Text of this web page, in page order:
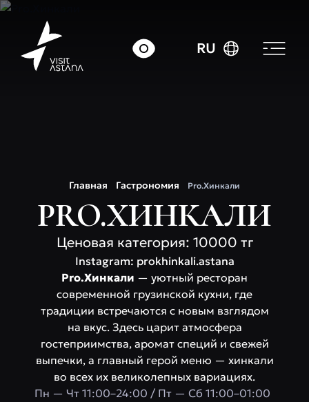
RU
Главная Гастрономия Pro.Хинкали
PRO.ХИНКАЛИ
Ценовая категория: 10000 тг
Instagram: prokhinkali.astana
Pro.Хинкали — уютный ресторан
современной грузинской кухни, где
традиции встречаются с новым взглядом
на вкус. Здесь царит атмосфера
гостеприимства, аромат специй и свежей
выпечки, а главный герой меню — хинкали
во всех их великолепных вариациях.
Пн — Чт 11:00–24:00 / Пт — Сб 11:00–01:00